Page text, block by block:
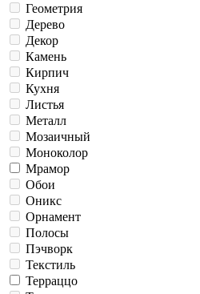
Геометрия
Дерево
Декор
Камень
Кирпич
Кухня
Листья
Металл
Мозаичный
Моноколор
Мрамор
Обои
Оникс
Орнамент
Полосы
Пэчворк
Текстиль
Терраццо